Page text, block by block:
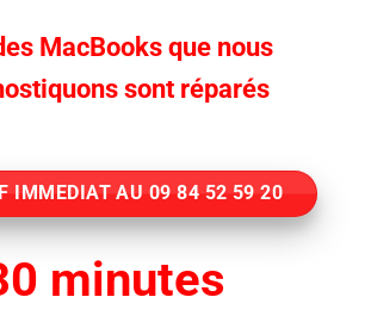
MacBooks que nous
sont réparés
IMMEDIAT AU 09 84 52 59 20
minutes